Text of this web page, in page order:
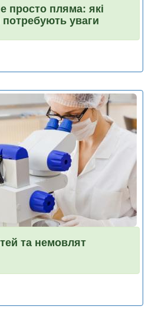
просто пляма: які
уваги
та немовлят